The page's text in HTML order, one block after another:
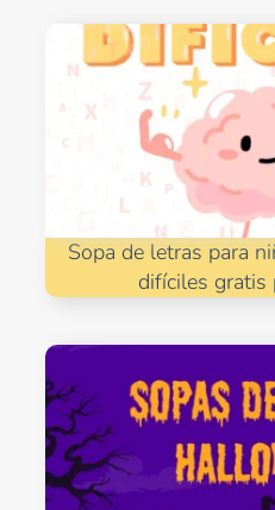
Sopa de letras para
difíciles gratis